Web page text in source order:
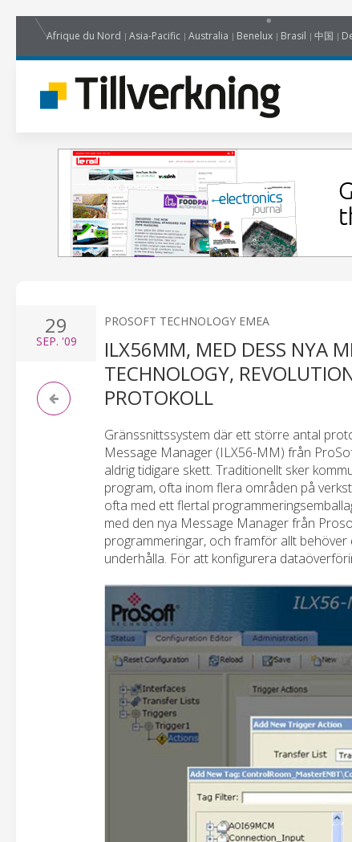
Afrique du Nord Asia-Pacific Australia Benelux Brasil 中国
29
SEP. '09
PROSOFT TECHNOLOGY EMEA
ILX56MM, MED DESS NYA
TECHNOLOGY,
PROTOKOLL
Gränssnittssystem där ett större antal
Message Manager (ILX56-MM) från
aldrig tidigare skett. Traditionellt sker
program, ofta inom flera områden på
ofta med ett flertal
med den nya Message Manager från
programmeringar, och framför allt
underhålla. För att konfigurera